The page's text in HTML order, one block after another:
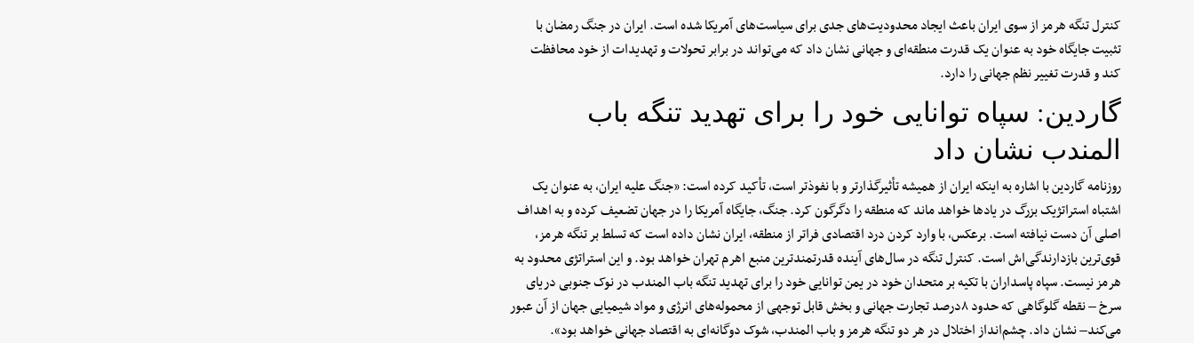
کنترل تنگه هرمز از سوی ایران باعث ایجاد محدودیت‌های جدی برای سیاست‌های آمریکا شده است. ایران در جنگ رمضان با
تثبیت جایگاه خود به عنوان یک قدرت منطقه‌ای و جهانی نشان داد که می‌تواند در برابر تحولات و تهدیدات از خود محافظت
کند و قدرت تغییر نظم جهانی را دارد.
گاردین: سپاه توانایی خود را برای تهدید تنگه باب
المندب نشان داد
روزنامه گاردین با اشاره به اینکه ایران از همیشه تأثیرگذارتر و با نفوذتر است، تأکید کرده است: «جنگ علیه ایران، به عنوان یک
اشتباه استراتژیک بزرگ در یادها خواهد ماند که منطقه را دگرگون کرد. جنگ، جایگاه آمریکا را در جهان تضعیف کرده و به اهداف
اصلی آن دست نیافته است. برعکس، با وارد کردن درد اقتصادی فراتر از منطقه، ایران نشان داده است که تسلط بر تنگه هرمز،
قوی‌ترین بازدارندگی‌اش است. کنترل تنگه در سال‌های آینده قدرتمندترین منبع اهرم تهران خواهد بود. و این استراتژی محدود به
هرمز نیست. سپاه پاسداران با تکیه بر متحدان خود در یمن توانایی خود را برای تهدید تنگه باب المندب در نوک جنوبی دریای
سرخ – نقطه گلوگاهی که حدود ۸درصد تجارت جهانی و بخش قابل توجهی از محموله‌های انرژی و مواد شیمیایی جهان از آن عبور
می‌کند– نشان داد. چشم‌انداز اختلال در هر دو تنگه هرمز و باب المندب، شوک دوگانه‌ای به اقتصاد جهانی خواهد بود».